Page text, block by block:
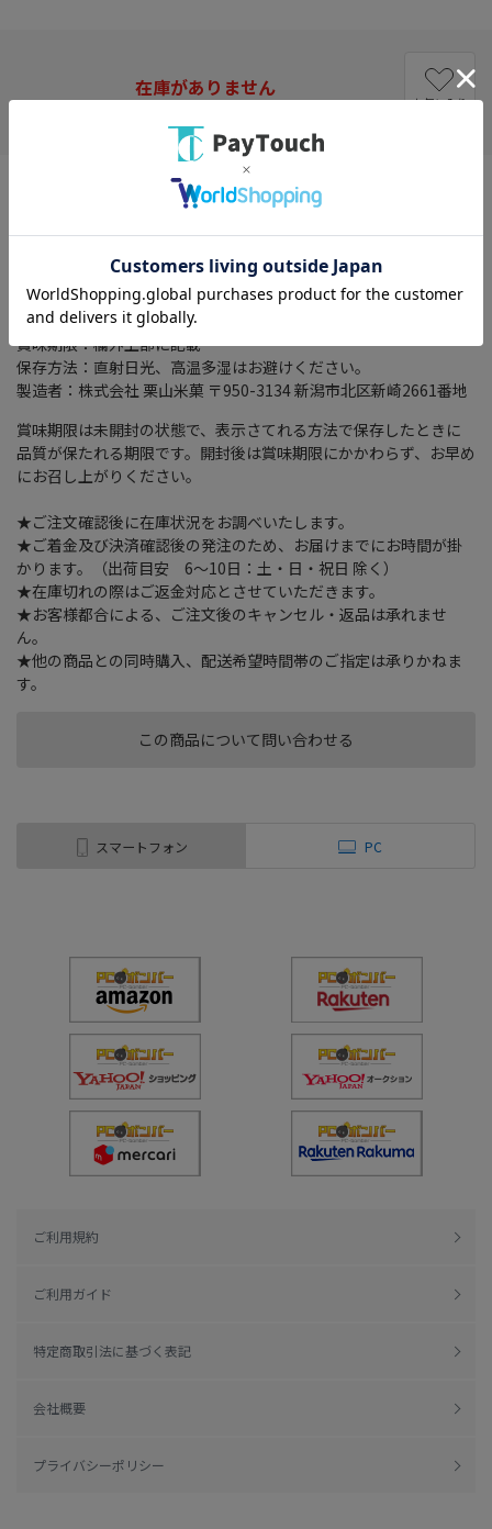
この商品について問い合わせる
在庫がありません
お気に入り
特徴：アンパンマンのソフトせんです
油脂、砂糖、でん粉、粉末しょう油（小麦・大豆を含む）、食
塩、フラクトオリゴ糖
内容量：４８ｇ
賞味期限：欄外上部に記載
保存方法：直射日光、高温多湿はお避けください。
製造者：株式会社 栗山米菓 〒950-3134 新潟市北区新崎2661番地
賞味期限は未開封の状態で、表示さてれる方法で保存したときに
品質が保たれる期限です。開封後は賞味期限にかかわらず、お早め
にお召し上がりください。
★ご注文確認後に在庫状況をお調べいたします。
★ご着金及び決済確認後の発注のため、お届けまでにお時間が掛
かります。（出荷目安 6～10日：土・日・祝日 除く）
★在庫切れの際はご返金対応とさせていただきます。
★お客様都合による、ご注文後のキャンセル・返品は承れませ
ん。
★他の商品との同時購入、配送希望時間帯のご指定は承りかねま
す。
スマートフォン PC
ご利用規約
ご利用ガイド
特定商取引法に基づく表記
会社概要
プライバシーポリシー